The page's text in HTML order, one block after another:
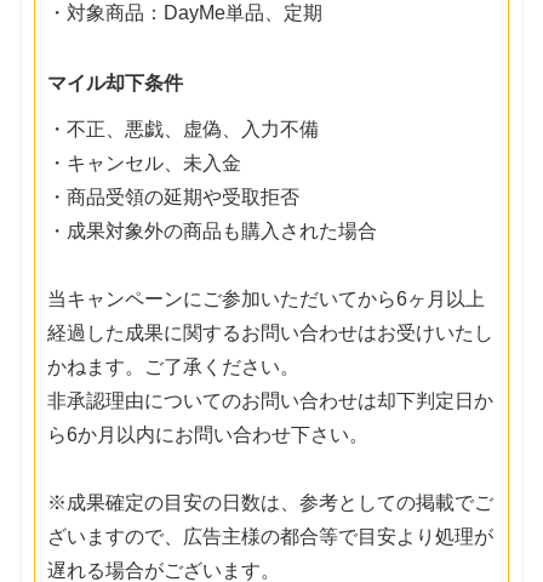
・対象商品：DayMe単品、定期
マイル却下条件
・不正、悪戯、虚偽、入力不備
・キャンセル、未入金
・商品受領の延期や受取拒否
・成果対象外の商品も購入された場合
当キャンペーンにご参加いただいてから6ヶ月以上
経過した成果に関するお問い合わせはお受けいたし
かねます。ご了承ください。
非承認理由についてのお問い合わせは却下判定日か
ら6か月以内にお問い合わせ下さい。
※成果確定の目安の日数は、参考としての掲載でご
ざいますので、広告主様の都合等で目安より処理が
遅れる場合がございます。